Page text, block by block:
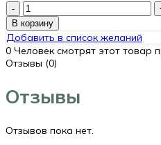
Количество
товара
Очищающее
молочко
/
Cleansing
200мл
В корзину
Добавить в список желаний
0 Человек смотрят этот товар
Отзывы (0)
Отзывы
Отзывов пока нет.